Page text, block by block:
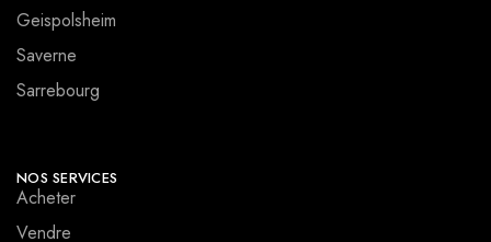
Geispolsheim
Saverne
Sarrebourg
NOS SERVICES
Acheter
Vendre